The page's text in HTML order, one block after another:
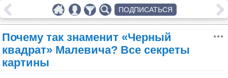
Почему так знаменит «Черный
квадрат» Малевича? Все секреты
картины
ПОДПИСАТЬСЯ